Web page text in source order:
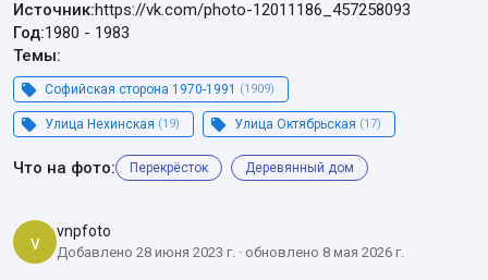
Источник:https://vk.com/photo-12011186_457258093
Год:1980 - 1983
Темы:
Софийская сторона 1970-1991 (1909)
Улица Нехинская (19) Улица Октябрьская (17)
Что на фото: Перекрёсток Деревянный дом
v vnpfoto
Добавлено 28 июня 2023 г. · обновлено 8 мая 2026 г.